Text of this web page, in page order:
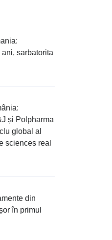
sarbatorita
și Polpharma
global al
sciences real
din
în primul